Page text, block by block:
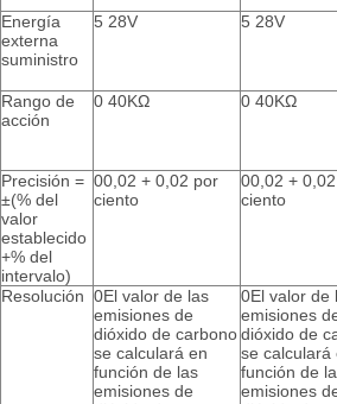
Energía
externa
suministro
5 28V 5 28V
Rango de
acción
0 40KΩ 0 40KΩ
Precisión =
±(% del
valor
establecido
+% del
intervalo)
00,02 + 0,02 por
ciento
00,02 +
ciento
Resolución 0El valor de las
emisiones de
dióxido de carbono
se calculará en
función de las
emisiones de
0El valor de
emisiones
dióxido de
se calculará
función de
emisiones